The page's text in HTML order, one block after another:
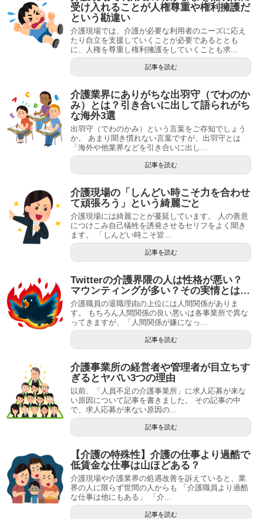
受け入れることが人権尊重や権利擁護だ
という勘違い
介護現場では、介護が必要な利用者のニーズに応え
たり自立を支援していくことが必要であるととも
に、人権を尊重し権利擁護をしていくことも求...
記事を読む
介護業界にありがちな出羽守（でわのか
み）とは？引き合いに出して語られがち
な海外3選
出羽守（でわのかみ）という言葉をご存知でしょう
か。 あまり聞き慣れない言葉ですが、出羽守とは
「海外や他業界などを引き合いに出し...
記事を読む
介護現場の「しんどい時こそ力を合わせ
て頑張ろう」という綺麗ごと
介護現場には綺麗ごとが蔓延しています。 人の善意
につけこみ自己犠牲を誘発させるセリフをよく聞き
ます。 「しんどい時こそ皆...
記事を読む
Twitterの介護界隈の人は性格が悪い？
マウンティングが多い？その実情とは…
介護職員の退職理由の上位には人間関係がありま
す。 もちろん人間関係の良い悪いは各事業所で異な
ってきますが、「人間関係が嫌になっ...
記事を読む
介護事業所の経営者や管理者が目立ちす
ぎるとヤバい3つの理由
以前、「人員不足の介護事業所」に求人応募が来な
い原因について記事を書きました。 その記事の中
で、求人応募が来ない原因の...
記事を読む
【介護の特殊性】介護の仕事より過酷で
低賃金な仕事は山ほどある？
介護現場や介護業界の処遇改善を訴えていると、業
界の人に限らず世間の人からも 「介護職員より過酷
な仕事は他にもある」 「介...
記事を読む